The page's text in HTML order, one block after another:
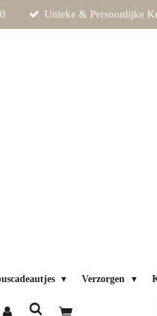
Unieke & Persoonlijke
Verzorgen